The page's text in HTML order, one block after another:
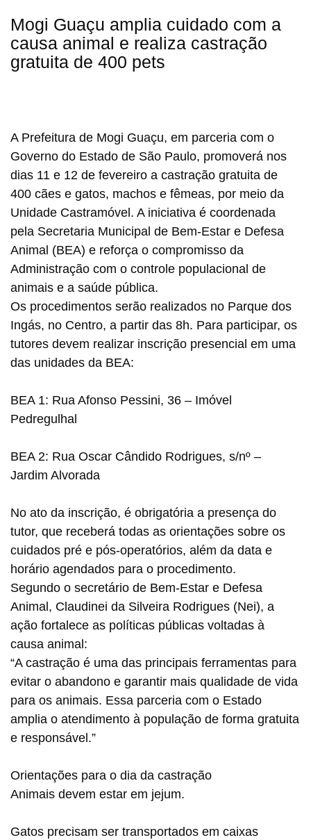
Mogi Guaçu amplia cuidado com a
causa animal e realiza castração
gratuita de 400 pets
A Prefeitura de Mogi Guaçu, em parceria com o
Governo do Estado de São Paulo, promoverá nos
dias 11 e 12 de fevereiro a castração gratuita de
400 cães e gatos, machos e fêmeas, por meio da
Unidade Castramóvel. A iniciativa é coordenada
pela Secretaria Municipal de Bem-Estar e Defesa
Animal (BEA) e reforça o compromisso da
Administração com o controle populacional de
animais e a saúde pública.
Os procedimentos serão realizados no Parque dos
Ingás, no Centro, a partir das 8h. Para participar, os
tutores devem realizar inscrição presencial em uma
das unidades da BEA:
BEA 1: Rua Afonso Pessini, 36 – Imóvel
Pedregulhal
BEA 2: Rua Oscar Cândido Rodrigues, s/nº –
Jardim Alvorada
No ato da inscrição, é obrigatória a presença do
tutor, que receberá todas as orientações sobre os
cuidados pré e pós-operatórios, além da data e
horário agendados para o procedimento.
Segundo o secretário de Bem-Estar e Defesa
Animal, Claudinei da Silveira Rodrigues (Nei), a
ação fortalece as políticas públicas voltadas à
causa animal:
“A castração é uma das principais ferramentas para
evitar o abandono e garantir mais qualidade de vida
para os animais. Essa parceria com o Estado
amplia o atendimento à população de forma gratuita
e responsável.”
Orientações para o dia da castração
Animais devem estar em jejum.
Gatos precisam ser transportados em caixas